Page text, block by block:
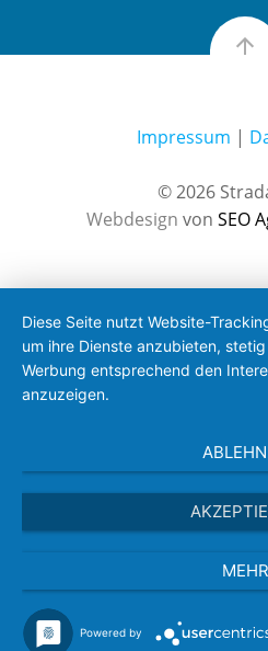
Impressum |
© 2026
Webdesign von SEO
Diese Seite nutzt Website-
um ihre Dienste anzubieten,
Werbung entsprechend den
anzuzeigen.
MEHR
Powered by